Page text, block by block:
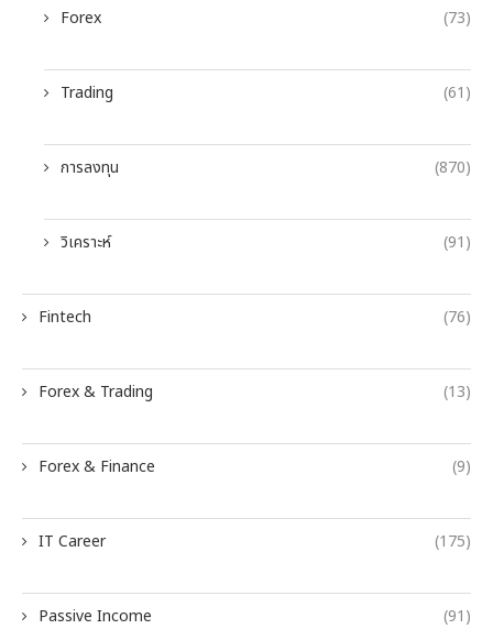
Forex (73)
Trading (61)
การลงทุน (870)
วิเคราะห์ (91)
Fintech (76)
Forex & Trading (13)
Forex & Finance (9)
IT Career (175)
Passive Income (91)